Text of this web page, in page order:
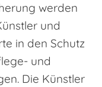
werden
und
in den Schutz
und
Die Künstler